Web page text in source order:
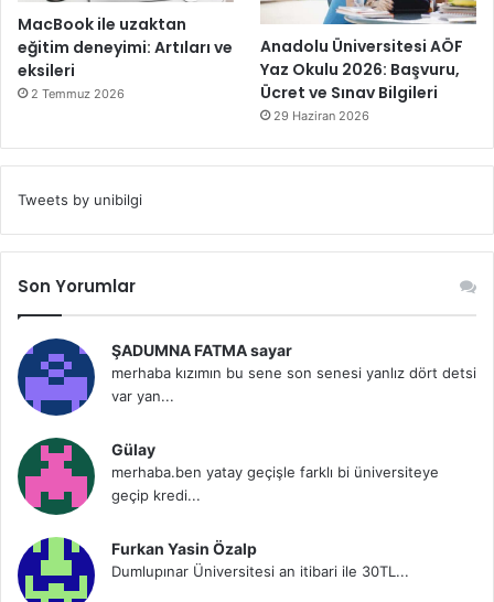
MacBook ile uzaktan
eğitim deneyimi: Artıları ve
eksileri
2 Temmuz 2026
Anadolu Üniversitesi AÖF
Yaz Okulu 2026: Başvuru,
Ücret ve Sınav Bilgileri
29 Haziran 2026
Tweets by unibilgi
Son Yorumlar
ŞADUMNA FATMA sayar
merhaba kızımın bu sene son senesi yanlız dört detsi
var yan...
Gülay
merhaba.ben yatay geçişle farklı bi üniversiteye
geçip kredi...
Furkan Yasin Özalp
Dumlupınar Üniversitesi an itibari ile 30TL...